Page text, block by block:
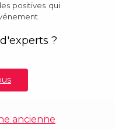
positives qui
?
ancienne